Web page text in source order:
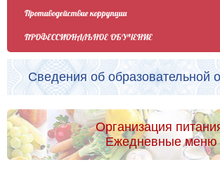
Противодействие коррупции
ПРОФЕССИОНАЛЬНОЕ ОБУЧЕНИЕ
Сведения об образовательной
Организация
Ежедневные меню